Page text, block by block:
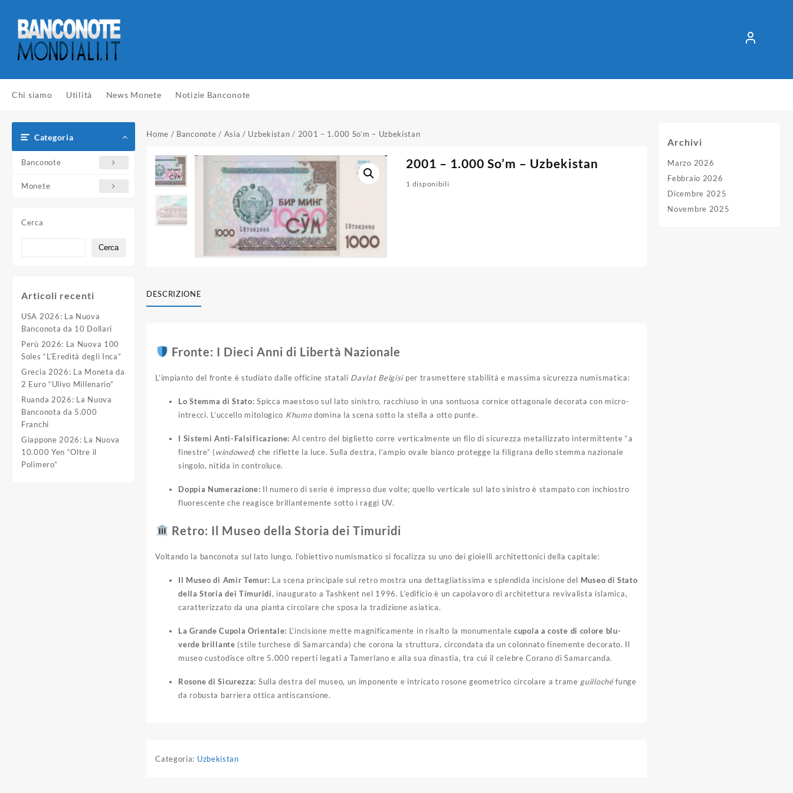
contenuto
Chi siamo Utilità News Monete Notizie Banconote
Categoria
Banconote
Monete
Cerca
Cerca
Articoli recenti
USA 2026: La Nuova
Banconota da 10 Dollari
Perù 2026: La Nuova 100
Soles “L’Eredità degli Inca”
Grecia 2026: La Moneta da
2 Euro “Ulivo Millenario”
Ruanda 2026: La Nuova
Banconota da 5.000
Franchi
Giappone 2026: La Nuova
10.000 Yen “Oltre il
Polimero”
Home / Banconote / Asia / Uzbekistan / 2001 – 1.000 So’m – Uzbekistan
2001 – 1.000 So’m – Uzbekistan
1 disponibili
DESCRIZIONE
Fronte: I Dieci Anni di Libertà Nazionale
L’impianto del fronte è studiato dalle officine statali Davlat Belgisiper trasmettere stabilità e massima sicurezza numismatica:
Lo Stemma di Stato: Spicca maestoso sul lato sinistro, racchiuso in una sontuosa cornice ottagonale decorata con micro-
intrecci. L’uccello mitologico Khumodomina la scena sotto la stella a otto punte.
I Sistemi Anti-Falsificazione: Al centro del biglietto corre verticalmente un filo di sicurezza metallizzato intermittente “a
finestre” (windowed) che riflette la luce. Sulla destra, l’ampio ovale bianco protegge la filigrana dello stemma nazionale
singolo, nitida in controluce.
Doppia Numerazione: Il numero di serie è impresso due volte; quello verticale sul lato sinistro è stampato con inchiostro
fluorescente che reagisce brillantemente sotto i raggi UV.
Retro: Il Museo della Storia dei Timuridi
Voltando la banconota sul lato lungo, l’obiettivo numismatico si focalizza su uno dei gioielli architettonici della capitale:
Il Museo di Amir Temur: La scena principale sul retro mostra una dettagliatissima e splendida incisione del Museo di Stato
della Storia dei Timuridi, inaugurato a Tashkent nel 1996. L’edificio è un capolavoro di architettura revivalista islamica,
caratterizzato da una pianta circolare che sposa la tradizione asiatica.
La Grande Cupola Orientale: L’incisione mette magnificamente in risalto la monumentalecupola a coste di colore blu-
verde brillante (stile turchese di Samarcanda) che corona la struttura, circondata da un colonnato finemente decorato. Il
museo custodisce oltre 5.000 reperti legati a Tamerlano e alla sua dinastia, tra cui il celebre Corano di Samarcanda.
Rosone di Sicurezza: Sulla destra del museo, un imponente e intricato rosone geometrico circolare a trame guillochéfunge
da robusta barriera ottica antiscansione.
Categoria: Uzbekistan
Archivi
Marzo 2026
Febbraio 2026
Dicembre 2025
Novembre 2025